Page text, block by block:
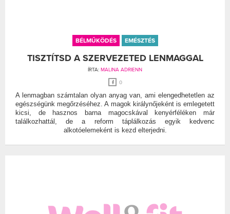
BÉLMŰKÖDÉS EMÉSZTÉS
TISZTÍTSD A SZERVEZETED LENMAGGAL
ÍRTA: MALINA ADRIENN
0
A lenmagban számtalan olyan anyag van, ami elengedhetetlen az
egészségünk megőrzéséhez. A magok királynőjeként is emlegetett
kicsi, de hasznos barna magocskával kenyérféléken már
találkozhattál, de a reform táplálkozás egyik kedvenc
alkotóelemeként is kezd elterjedni.